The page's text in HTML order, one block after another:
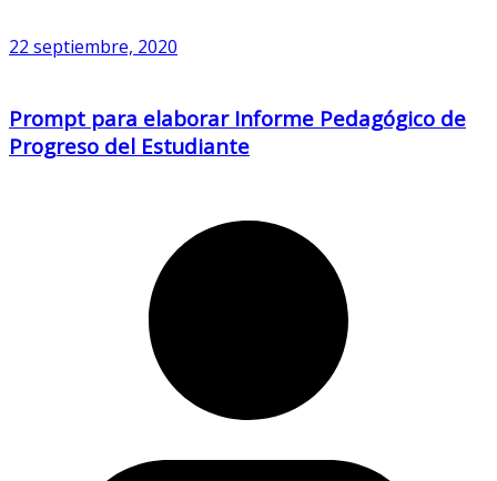
22 septiembre, 2020
Prompt para elaborar Informe Pedagógico de
Progreso del Estudiante